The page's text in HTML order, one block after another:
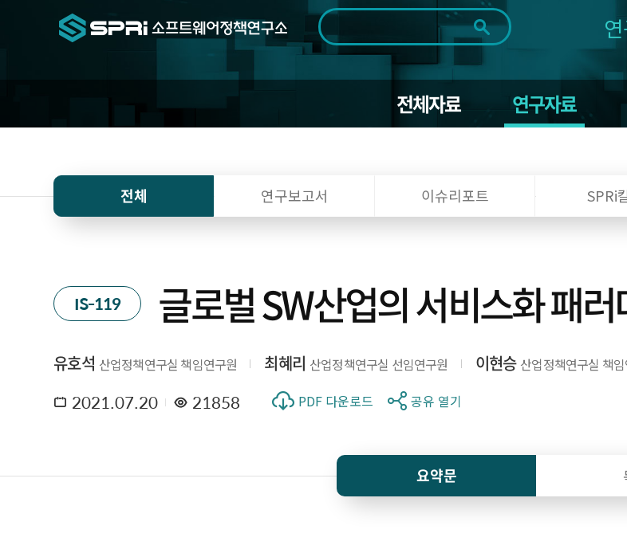
검색범위 전체
기간 전체 1일 1주 1개월 3개월 1년
~
전체자료 연구자료
전체 연구보고서 이슈리포트 SPRi
IS-119 글로벌 SW산업의 서비스화 패
유호석 산업정책연구실 책임연구원 최혜리 산업정책연구실 선임연구원 이현승 산업정책연구실 책
2021.07.20 21858 PDF 다운로드 공유 열기
요약문